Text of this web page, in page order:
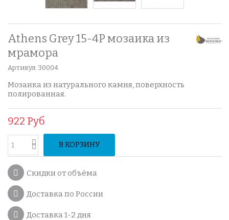
Athens Grey 15-4P мозаика из
мрамора
Артикул: 30004
Мозаика из натурального камня, поверхность
полированная.
922 Руб
В КОРЗИНУ
Скидки от объёма
Доставка по России
Доставка 1-2 дня